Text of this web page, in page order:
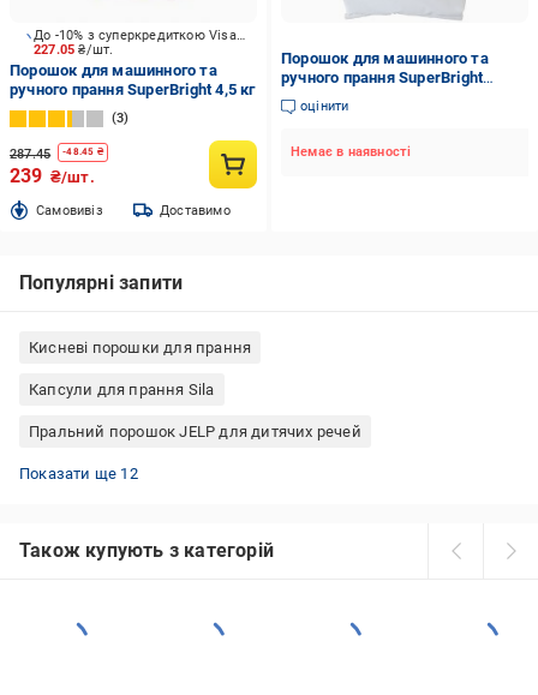
227.05₴/шт.
До -10% з суперкредиткою Visa Вигода
Порошок для машинного та
ручного прання SuperBright 4,5 кг
3
287.45 -48.45 ₴
239 ₴/шт.
Cамовивіз Доставимо
Порошок для машинного та
ручного прання SuperBright
Універсальний 2 кг
оцінити
Немає в наявності
Популярні запити
Кисневі порошки для прання
Капсули для прання Sila
Пральний порошок JELP для дитячих речей
Пральний порошок L'Arbre Vert для дитячих речей
Гель для прання Chante Clair
Рідкий пральний порошок без запаху
Гель для прання Winni’s naturel
Dr. Beckmann серветки для прання
Пральний порошок Denkmit для білої білизни
Гель для прання гіпоалергенний
Гель для прання L'Arbre Vert
Капсули для прання Losk
Гель для прання Sonett
Гель для прання PROservice
Гель для прання Clean House
Показати ще 12
Також купують з категорій